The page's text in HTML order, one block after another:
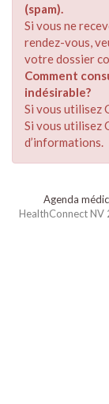
(spam).
Si vous ne
rendez-vous,
votre dossier
Comment
indésirable?
Si vous utilisez
Si vous utilisez
d’informations.
Agenda
HealthConnect